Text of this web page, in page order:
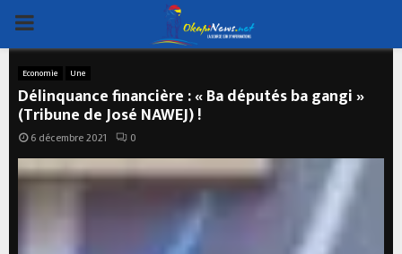
PRIMARY
MENU
Economie Une
Délinquance financière : « Ba députés ba gangi »
(Tribune de José NAWEJ) !
6 décembre 2021 0